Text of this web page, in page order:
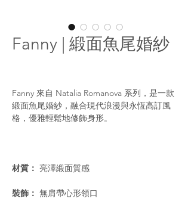
Fanny | 緞面魚尾婚紗
Fanny 來自 Natalia Romanova 系列，是一款
緞面魚尾婚紗，融合現代浪漫與永恆高訂風
格，優雅輕鬆地修飾身形。
材質： 亮澤緞面質感
裝飾： 無肩帶心形領口